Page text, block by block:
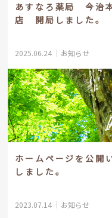
あすなろ薬局 今治
店 開局しました。
2025.06.24 お知らせ
ホームページを公開
しました。
2023.07.14 お知らせ